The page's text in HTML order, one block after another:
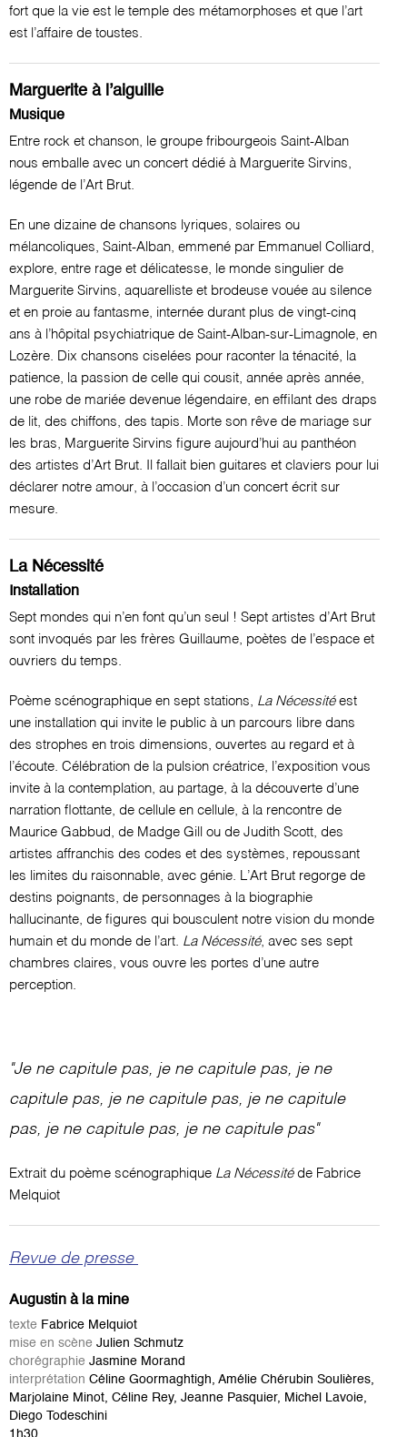
fort que la vie est le temple des métamorphoses et que l’art
est l’affaire de toustes.
Marguerite à l’aiguille
Musique
Entre rock et chanson, le groupe fribourgeois Saint-Alban
nous emballe avec un concert dédié à Marguerite Sirvins,
légende de l’Art Brut.
En une dizaine de chansons lyriques, solaires ou
mélancoliques, Saint-Alban, emmené par Emmanuel Colliard,
explore, entre rage et délicatesse, le monde singulier de
Marguerite Sirvins, aquarelliste et brodeuse vouée au silence
et en proie au fantasme, internée durant plus de vingt-cinq
ans à l’hôpital psychiatrique de Saint-Alban-sur-Limagnole, en
Lozère. Dix chansons ciselées pour raconter la ténacité, la
patience, la passion de celle qui cousit, année après année,
une robe de mariée devenue légendaire, en effilant des draps
de lit, des chiffons, des tapis. Morte son rêve de mariage sur
les bras, Marguerite Sirvins figure aujourd’hui au panthéon
des artistes d’Art Brut. Il fallait bien guitares et claviers pour lui
déclarer notre amour, à l’occasion d’un concert écrit sur
mesure.
La Nécessité
Installation
Sept mondes qui n’en font qu’un seul ! Sept artistes d’Art Brut
sont invoqués par les frères Guillaume, poètes de l’espace et
ouvriers du temps.
Poème scénographique en sept stations, La Nécessité est
une installation qui invite le public à un parcours libre dans
des strophes en trois dimensions, ouvertes au regard et à
l’écoute. Célébration de la pulsion créatrice, l’exposition vous
invite à la contemplation, au partage, à la découverte d’une
narration flottante, de cellule en cellule, à la rencontre de
Maurice Gabbud, de Madge Gill ou de Judith Scott, des
artistes affranchis des codes et des systèmes, repoussant
les limites du raisonnable, avec génie. L’Art Brut regorge de
destins poignants, de personnages à la biographie
hallucinante, de figures qui bousculent notre vision du monde
humain et du monde de l’art. La Nécessité, avec ses sept
chambres claires, vous ouvre les portes d’une autre
perception.
"Je ne capitule pas, je ne capitule pas, je ne
capitule pas, je ne capitule pas, je ne capitule
pas, je ne capitule pas, je ne capitule pas"
Extrait du poème scénographique La Nécessité de Fabrice
Melquiot
Revue de presse
Augustin à la mine
texte Fabrice Melquiot
mise en scène Julien Schmutz
chorégraphie Jasmine Morand
interprétation Céline Goormaghtigh, Amélie Chérubin Soulières,
Marjolaine Minot, Céline Rey, Jeanne Pasquier, Michel Lavoie,
Diego Todeschini
1h30